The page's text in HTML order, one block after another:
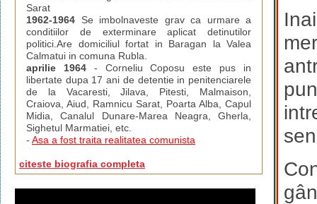
Sarat
1962-1964 Se imbolnaveste grav ca urmare a
conditiilor de exterminare aplicat detinutilor
politici.Are domiciliul fortat in Baragan la Valea
Calmatui in comuna Rubla.
aprilie 1964- Corneliu Coposu este pus in
libertate dupa 17 ani de detentie in penitenciarele
de la Vacaresti, Jilava, Pitesti, Malmaison,
Craiova, Aiud, Ramnicu Sarat, Poarta Alba, Capul
Midia, Canalul Dunare-Marea Neagra, Gherla,
Sighetul Marmatiei, etc.
- Asa a fost traita realitatea comunista
citeste biografia completa